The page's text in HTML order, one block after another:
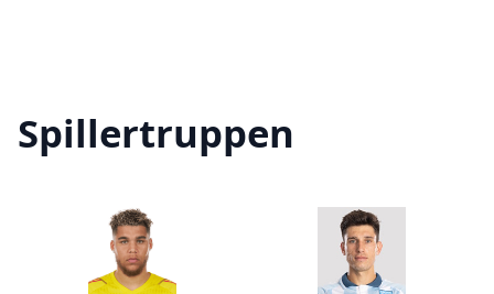
Spillertruppen